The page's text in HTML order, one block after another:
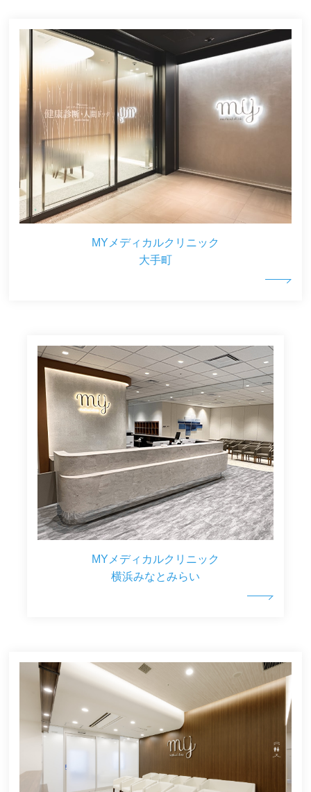
MYメディカルクリニック
大手町
MYメディカルクリニック
横浜みなとみらい